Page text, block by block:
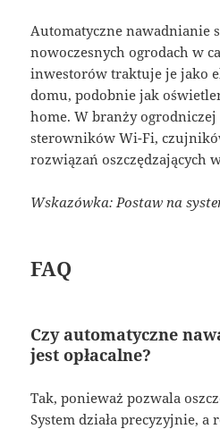
Automatyczne nawadnianie
nowoczesnych ogrodach w
inwestorów traktuje je jako
domu, podobnie jak
home. W branży
sterowników Wi-Fi,
rozwiązań oszczędzających
Wskazówka: Postaw na
FAQ
Czy automatyczne
jest opłacalne?
Tak, ponieważ pozwala
System działa precyzyjnie, a